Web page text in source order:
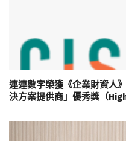
連連數字榮獲《企業財資人
決方案提供商」優秀獎（